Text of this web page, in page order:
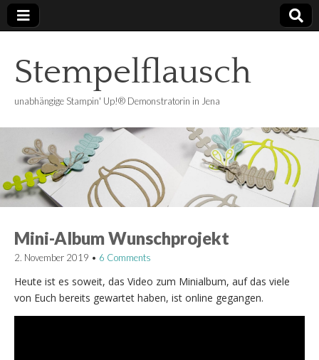
Stempelflausch
unabhängige Stampin' Up!® Demonstratorin in Jena
Mini-Album Wunschprojekt
2. November 2019 • 6 Comments
Heute ist es soweit, das Video zum Minialbum, auf das viele
von Euch bereits gewartet haben, ist online gegangen.